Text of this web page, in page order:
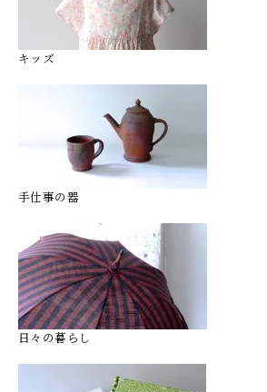
キッズ
手仕事の器
日々の暮らし